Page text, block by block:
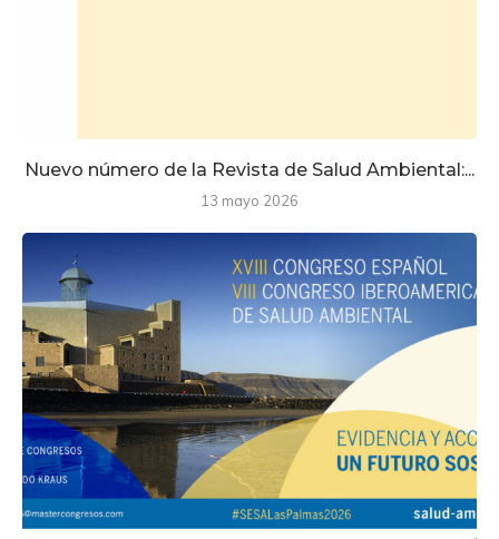
Nuevo número de la Revista de Salud Ambiental:...
13 mayo 2026